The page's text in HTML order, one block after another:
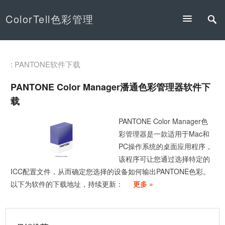
ColorTell色彩管理
: PANTONE软件下载
PANTONE Color Manager潘通色彩管理器软件下
载
PANTONE Color Manager色
彩管理器是一款适用于Mac和
PC操作系统的桌面应用程序，
该程序可让您通过选择特定的
ICC配置文件，从而确定您选择的设备如何输出PANTONE色彩。
以下为软件的下载地址，持续更新：
更多 »